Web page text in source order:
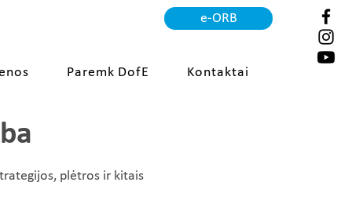
e-ORB
Paremk DofE Kontaktai
plėtros ir kitais